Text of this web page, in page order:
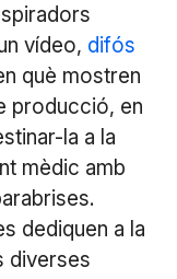
vídeo, difós
què mostren
producció, en
la a la
mèdic amb
dediquen a la
diverses